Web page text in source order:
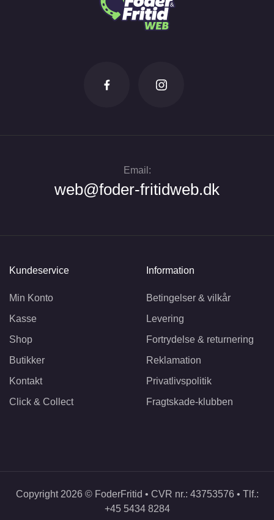
Email:
web@foder-fritidweb.dk
Kundeservice
Min Konto
Kasse
Shop
Butikker
Kontakt
Click & Collect
Information
Betingelser & vilkår
Levering
Fortrydelse & returnering
Reklamation
Privatlivspolitik
Fragtskade-klubben
Copyright 2026 © FoderFritid • CVR nr.: 43753576 • Tlf.:
+45 5434 8284